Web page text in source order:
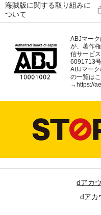
海賊版に関する取り組みに
ついて
ABJマー
が、著作
信サービ
6091713号
ABJマー
の一覧は
→https://
dアカ
dアカ